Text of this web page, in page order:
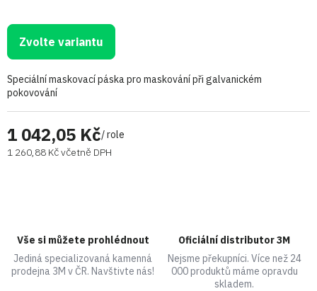
1 042,05 Kč/ role
1 260,88 Kč včetně DPH
Zvolte variantu
Speciální maskovací páska pro maskování při galvanickém
pokovování
Vše si můžete prohlédnout
Jediná specializovaná kamenná
prodejna 3M v ČR. Navštivte nás!
Oficiální distributor 3M
Nejsme překupníci. Více než 24
000 produktů máme opravdu
skladem.